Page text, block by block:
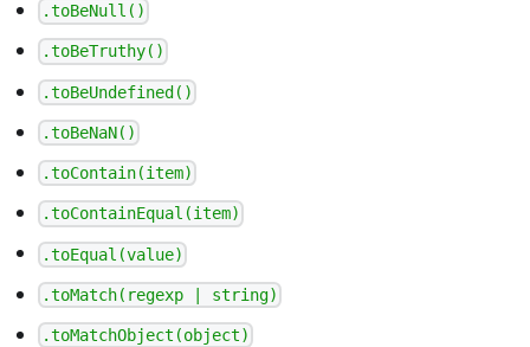
.toBeNull()
.toBeTruthy()
.toBeUndefined()
.toBeNaN()
.toContain(item)
.toContainEqual(item)
.toEqual(value)
.toMatch(regexp | string)
.toMatchObject(object)